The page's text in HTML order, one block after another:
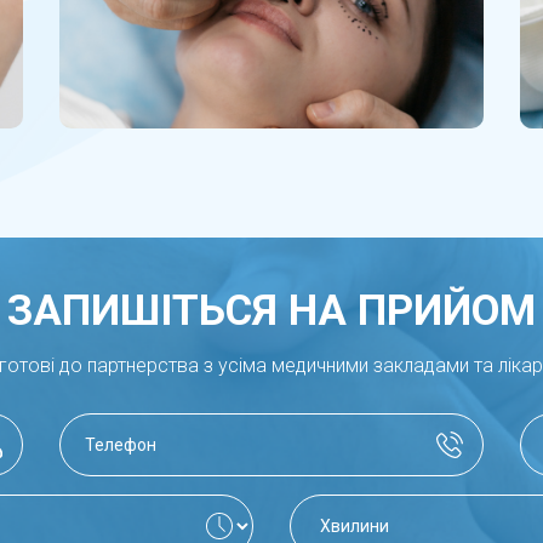
ЗАПИШІТЬСЯ НА ПРИЙОМ
до партнерства з усіма медичними закладами та